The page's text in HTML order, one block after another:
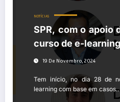
NOTÍCIAS
SPR, com o apoio
curso de e-
19 De Novembro, 2024
Tem início, no dia 28 de
learning com base em